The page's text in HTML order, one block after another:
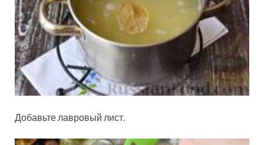
Добавьте лавровый лист.